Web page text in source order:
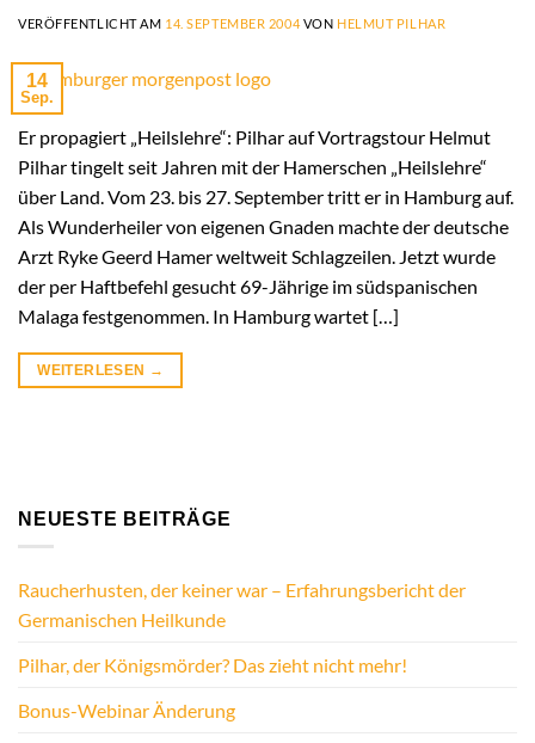
VERÖFFENTLICHT AM 14. SEPTEMBER 2004 VON HELMUT PILHAR
14
Sep.
Er propagiert „Heilslehre“: Pilhar auf Vortragstour Helmut
Pilhar tingelt seit Jahren mit der Hamerschen „Heilslehre“
über Land. Vom 23. bis 27. September tritt er in Hamburg auf.
Als Wunderheiler von eigenen Gnaden machte der deutsche
Arzt Ryke Geerd Hamer weltweit Schlagzeilen. Jetzt wurde
der per Haftbefehl gesucht 69-Jährige im südspanischen
Malaga festgenommen. In Hamburg wartet […]
WEITERLESEN →
NEUESTE BEITRÄGE
Raucherhusten, der keiner war – Erfahrungsbericht der
Germanischen Heilkunde
Pilhar, der Königsmörder? Das zieht nicht mehr!
Bonus-Webinar Änderung